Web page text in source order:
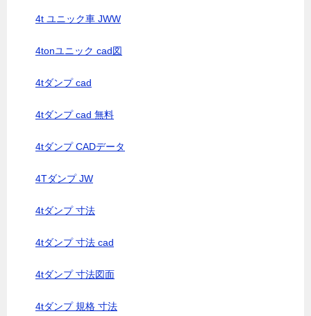
4t ユニック車 JWW
4tonユニック cad図
4tダンプ cad
4tダンプ cad 無料
4tダンプ CADデータ
4Tダンプ JW
4tダンプ 寸法
4tダンプ 寸法 cad
4tダンプ 寸法図面
4tダンプ 規格 寸法